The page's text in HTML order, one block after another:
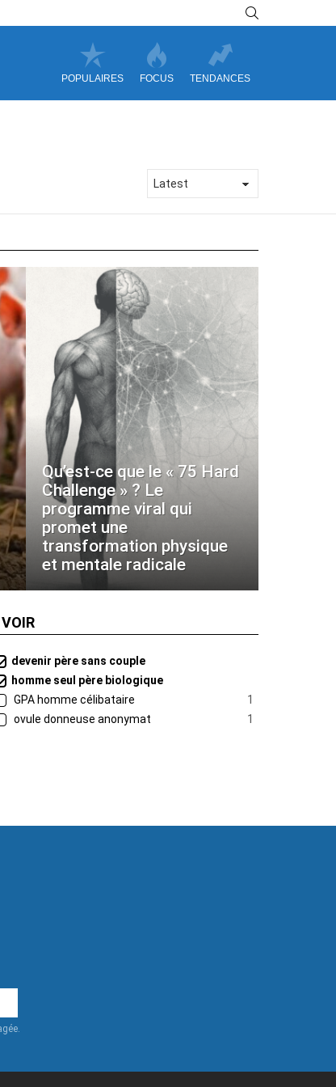
POPULAIRES FOCUS TENDANCES
Qu’est-ce que le « 75 Hard
Challenge » ? Le
programme viral qui
promet une
transformation physique
et mentale radicale
devenir père sans couple
homme seul père biologique
GPA homme célibataire
1
ovule donneuse anonymat
1